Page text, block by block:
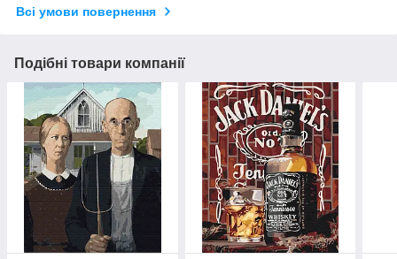
Всі умови повернення
Подібні товари компанії